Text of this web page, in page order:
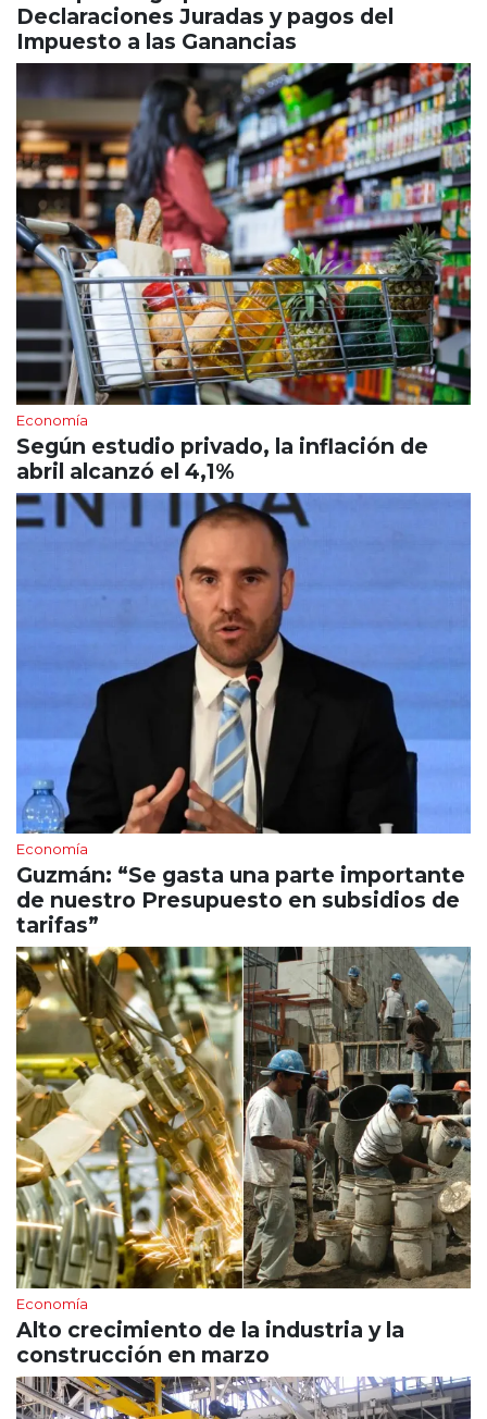
Declaraciones Juradas y pagos del
Impuesto a las Ganancias
Economía
Según estudio privado, la inflación de
abril alcanzó el 4,1%
Economía
Guzmán: “Se gasta una parte importante
de nuestro Presupuesto en subsidios de
tarifas”
Economía
Alto crecimiento de la industria y la
construcción en marzo